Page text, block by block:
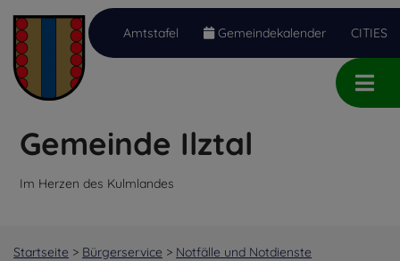
Inhalt
(Accesskey
1)
Hauptmenü
(Accesskey
2)
Quicklinks
(Accesskey
3)
Gemeinde Ilztal
Im Herzen des Kulmlandes
Amtstafel Gemeindekalender CITIES
Startseite > Bürgerservice > Notfälle und Notdienste